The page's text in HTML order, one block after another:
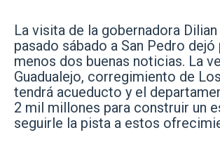
La visita de la gobernadora Dilian
pasado sábado a San Pedro
menos dos buenas noticias. La
Guadualejo, corregimiento de
tendrá acueducto y el
2 mil millones para construir un
seguirle la pista a estos